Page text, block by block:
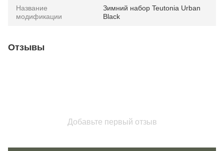
Название
модификации
Зимний набор Teutonia Urban
Black
Отзывы
Добавьте первый отзыв